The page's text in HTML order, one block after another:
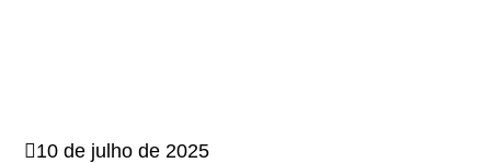
10 de julho de 2025